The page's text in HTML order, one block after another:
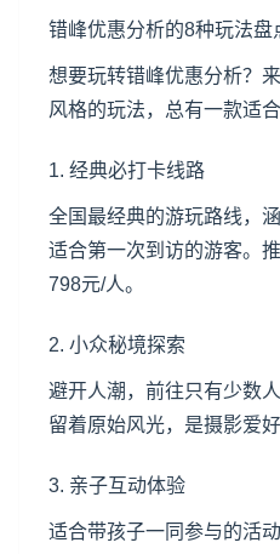
错峰优惠分析的8种玩法盘
想要玩转错峰优惠分析？
风格的玩法，总有一款适合
1. 经典必打卡线路
全国最经典的游玩路线，
适合第一次到访的游客。
798元/人。
2. 小众秘境探索
避开人潮，前往只有少数
留着原始风光，是摄影爱好
3. 亲子互动体验
适合带孩子一同参与的活